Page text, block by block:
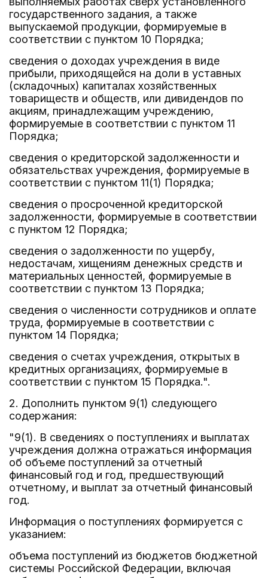
государственного задания, а также
выпускаемой продукции, формируемые в
соответствии с пунктом 10 Порядка;
сведения о доходах учреждения в виде
прибыли, приходящейся на доли в уставных
(складочных) капиталах хозяйственных
товариществ и обществ, или дивидендов по
акциям, принадлежащим учреждению,
формируемые в соответствии с пунктом 11
Порядка;
сведения о кредиторской задолженности и
обязательствах учреждения, формируемые в
соответствии с пунктом 11(1) Порядка;
сведения о просроченной кредиторской
задолженности, формируемые в соответствии
с пунктом 12 Порядка;
сведения о задолженности по ущербу,
недостачам, хищениям денежных средств и
материальных ценностей, формируемые в
соответствии с пунктом 13 Порядка;
сведения о численности сотрудников и оплате
труда, формируемые в соответствии с
пунктом 14 Порядка;
сведения о счетах учреждения, открытых в
кредитных организациях, формируемые в
соответствии с пунктом 15 Порядка.".
2. Дополнить пунктом 9(1) следующего
содержания:
"9(1). В сведениях о поступлениях и выплатах
учреждения должна отражаться информация
об объеме поступлений за отчетный
финансовый год и год, предшествующий
отчетному, и выплат за отчетный финансовый
год.
Информация о поступлениях формируется с
указанием:
объема поступлений из бюджетов бюджетной
системы Российской Федерации, включая